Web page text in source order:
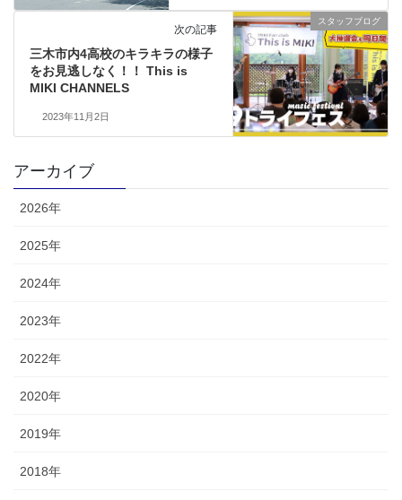
スタッフブログ
次の記事
三木市内4高校のキラキラの様子
をお見逃しなく！！ This is
MIKI CHANNELS
2023年11月2日
アーカイブ
2026年
2025年
2024年
2023年
2022年
2020年
2019年
2018年